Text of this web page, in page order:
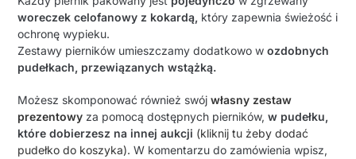
woreczek celofanowy z kokardą, który zapewnia świeżość i
ochronę wypieku.
Zestawy pierników umieszczamy dodatkowo wozdobnych
pudełkach, przewiązanych wstążką.
Możesz skomponować również swójwłasny zestaw
prezentowy za pomocą dostępnych pierników,w pudełku,
które dobierzesz na innej aukcji (kliknij tu żeby dodać
pudełko do koszyka).W komentarzu do zamówienia wpisz,